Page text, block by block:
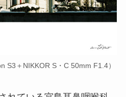
＋NIKKOR S・C 50mm F1.4）